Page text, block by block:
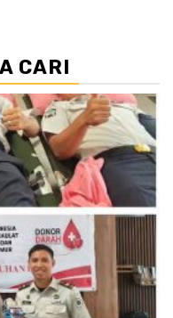
CARI